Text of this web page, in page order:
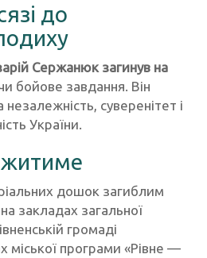
до
Сержанюк загинув на
бойове завдання. Він
суверенітет і
України.
дошок загиблим
закладах загальної
громаді
міської програми «Рівне —